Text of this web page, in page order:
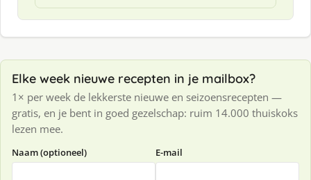
Elke week nieuwe recepten in je mailbox?
1× per week de lekkerste nieuwe en seizoensrecepten —
gratis, en je bent in goed gezelschap: ruim 14.000 thuiskoks
lezen mee.
Naam (optioneel) E-mail